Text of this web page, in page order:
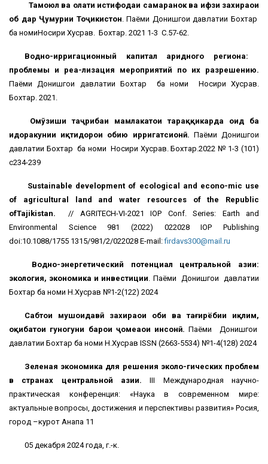
Тамоюл ва ҳолати истифодаи самаранок ва ҳифзи захираҳои
об дар Ҷумҳурии Тоҷикистон. Паёми Донишгоҳи давлатии Бохтар
ба номиНосири Хусрав. Бохтар. 2021 1-3 С.57-62.
Водно-ирригационный капитал аридного региона:
проблемы и реа-лизация мероприятий по их разрешению.
Паёми Донишгоҳи давлатии Бохтар ба номи Носири Хусрав.
Бохтар. 2021.
Омӯзиши таҷрибаи мамлакатҳои тараққикарда оид ба
идоракунии иқтидорҳои обию ирригатсионӣ. Паёми Донишгоҳи
давлатии Бохтар ба номи Носири Хусрав. Бохтар.2022 № 1-3 (101)
с234-239
Sustainable development of ecological and econo-mic use
of agricultural land and water resources of the Republic
ofTajikistan. // AGRITECH-VI-2021 IOP Conf. Series: Earth and
Environmental Science 981 (2022) 022028 IOP Publishing
doi:10.1088/1755 1315/981/2/022028 E-mail:firdavs300@mail.ru
Водно-энергетический потенциал центральной азии:
экология, экономика и инвестиции. Паёми Донишгоҳи давлатии
Бохтар ба номи Н.Хусрав №1-2(122) 2024
Сабтҳои мушоҳидавӣ захираҳои оби ва тағирёбии иқлим,
оқибатҳои гуногуни барои ҷомеаҳои инсонӣ. Паёми Донишгоҳи
давлатии Бохтар ба номи Н.Хусрав ISSN (2663-5534) №1-4(128) 2024
Зеленая экономика для решения эколо-гических проблем
в странах центральной азии. III Международная научно-
практическая конференция: «Наука в современном мире:
актуальные вопросы, достижения и перспективы развития» Росия,
город –курот Анапа 11
05 декабря 2024 года, г.-к.